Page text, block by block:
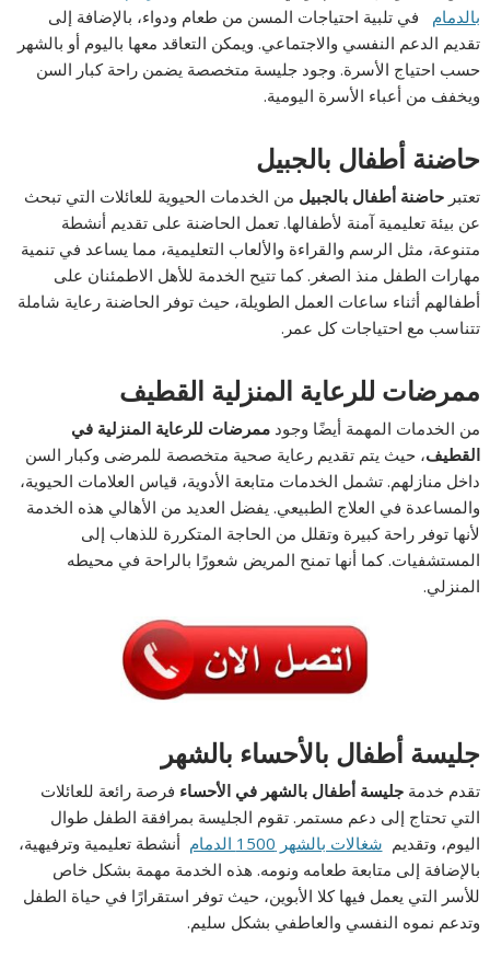
بالدمام في تلبية احتياجات المسن من طعام ودواء، بالإضافة إلى
تقديم الدعم النفسي والاجتماعي. ويمكن التعاقد معها باليوم أو بالشهر
حسب احتياج الأسرة. وجود جليسة متخصصة يضمن راحة كبار السن
ويخفف من أعباء الأسرة اليومية.
حاضنة أطفال بالجبيل
تعتبرحاضنة أطفال بالجبيل من الخدمات الحيوية للعائلات التي تبحث
عن بيئة تعليمية آمنة لأطفالها. تعمل الحاضنة على تقديم أنشطة
متنوعة، مثل الرسم والقراءة والألعاب التعليمية، مما يساعد في تنمية
مهارات الطفل منذ الصغر. كما تتيح الخدمة للأهل الاطمئنان على
أطفالهم أثناء ساعات العمل الطويلة، حيث توفر الحاضنة رعاية شاملة
تتناسب مع احتياجات كل عمر.
ممرضات للرعاية المنزلية القطيف
من الخدمات المهمة أيضًا وجودممرضات للرعاية المنزلية في
القطيف، حيث يتم تقديم رعاية صحية متخصصة للمرضى وكبار السن
داخل منازلهم. تشمل الخدمات متابعة الأدوية، قياس العلامات الحيوية،
والمساعدة في العلاج الطبيعي. يفضل العديد من الأهالي هذه الخدمة
لأنها توفر راحة كبيرة وتقلل من الحاجة المتكررة للذهاب إلى
المستشفيات. كما أنها تمنح المريض شعورًا بالراحة في محيطه
المنزلي.
جليسة أطفال بالأحساء بالشهر
تقدم خدمةجليسة أطفال بالشهر في الأحساء فرصة رائعة للعائلات
التي تحتاج إلى دعم مستمر. تقوم الجليسة بمرافقة الطفل طوال
اليوم، وتقديم شغالات بالشهر 1500 الدمام
أنشطة تعليمية وترفيهية،
بالإضافة إلى متابعة طعامه ونومه. هذه الخدمة مهمة بشكل خاص
للأسر التي يعمل فيها كلا الأبوين، حيث توفر استقرارًا في حياة الطفل
وتدعم نموه النفسي والعاطفي بشكل سليم.